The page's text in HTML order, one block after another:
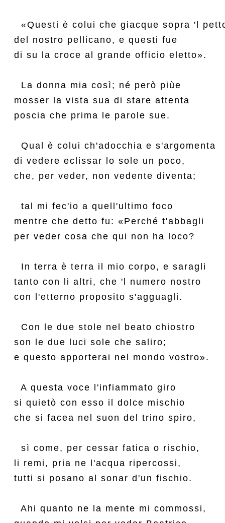
«Questi è colui che giacque sopra 'l
del nostro pellicano, e questi fue
di su la croce al grande officio eletto».
  La donna mia così; né però piùe
mosser la vista sua di stare attenta
poscia che prima le parole sue.
  Qual è colui ch'adocchia e s'argomenta
di vedere eclissar lo sole un poco,
che, per veder, non vedente diventa;
  tal mi fec'io a quell'ultimo foco
mentre che detto fu: «Perché t'abbagli
per veder cosa che qui non ha loco?
  In terra è terra il mio corpo, e saragli
tanto con li altri, che 'l numero nostro
con l'etterno proposito s'agguagli.
  Con le due stole nel beato chiostro
son le due luci sole che saliro;
e questo apporterai nel mondo vostro».
  A questa voce l'infiammato giro
si quietò con esso il dolce mischio
che si facea nel suon del trino spiro,
  sì come, per cessar fatica o rischio,
li remi, pria ne l'acqua ripercossi,
tutti si posano al sonar d'un fischio.
  Ahi quanto ne la mente mi commossi,